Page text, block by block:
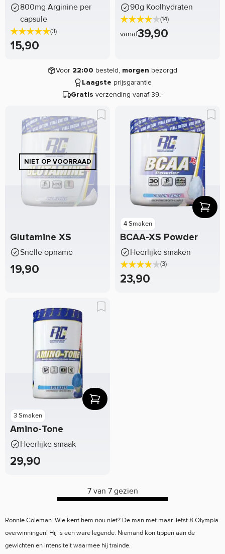
800mg Arginine per
capsule
(3)
15,90
90g Koolhydraten
(14)
vanaf39,90
Voor 22:00 besteld, morgen bezorgd
Laagste prijsgarantie
Gratis verzending vanaf 39,-
Glutamine XS
Snelle opname
19,90
4 Smaken
BCAA-XS Powder
Heerlijke smaken
(3)
23,90
3 Smaken
Amino-Tone
Heerlijke smaak
29,90
7 van 7 gezien
Ronnie Coleman. Wie kent hem nou niet? De man met maar liefst 8 Olympia
overwinningen! Hij is een ware legende. Niemand kon tippen aan de
gewichten en intensiteit waarmee hij trainde.